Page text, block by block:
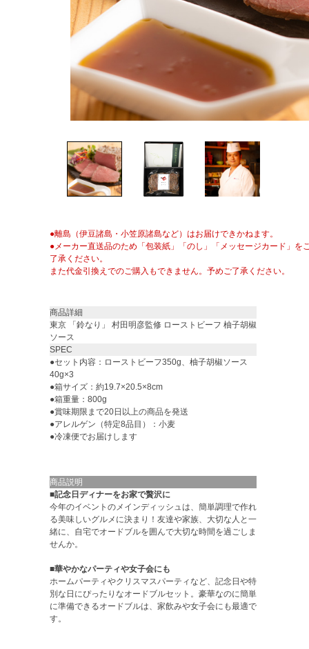
●離島（伊豆諸島・小笠原諸島など）はお届けできかねます。
●メーカー直送品のため「包装紙」「のし」「メッセージカード」を
了承ください。
また代金引換えでのご購入もできません。予めご了承ください。
商品詳細
東京 「鈴なり」 村田明彦監修 ローストビーフ 柚子胡椒
ソース
SPEC
●セット内容：ローストビーフ350g、柚子胡椒ソース
40g×3
●箱サイズ：約19.7×20.5×8cm
●箱重量：800g
●賞味期限まで20日以上の商品を発送
●アレルゲン（特定8品目）：小麦
●冷凍便でお届けします
商品説明
■記念日ディナーをお家で贅沢に
今年のイベントのメインディッシュは、簡単調理で作れ
る美味しいグルメに決まり！友達や家族、大切な人と一
緒に、自宅でオードブルを囲んで大切な時間を過ごしま
せんか。
■華やかなパーティや女子会にも
ホームパーティやクリスマスパーティなど、記念日や特
別な日にぴったりなオードブルセット。豪華なのに簡単
に準備できるオードブルは、家飲みや女子会にも最適で
す。